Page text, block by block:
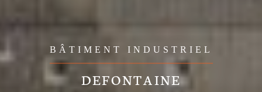
BÂTIMENT INDUSTRIEL
DEFONTAINE